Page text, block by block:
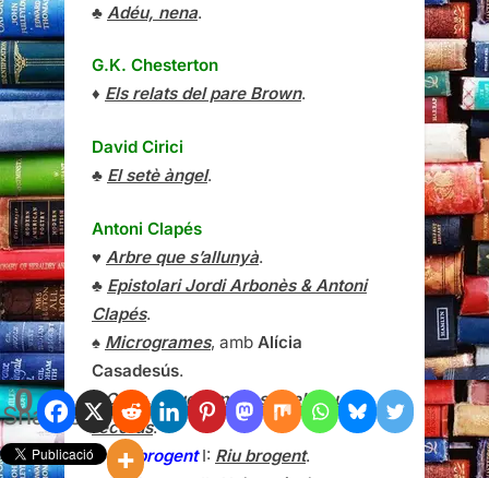
0
Shares
♣ Adéu, nena.
G.K. Chesterton
♦ Els relats del pare Brown.
David Cirici
♣ El setè àngel.
Antoni Clapés
♥ Arbre que s’allunyà.
♣ Epistolari Jordi Arbonès & Antoni
Clapés.
♠ Microgrames, amb Alícia
Casadesús.
♠ Clars, aquest matí, són els teus
records.
♣Riu brogentI: Riu brogent.